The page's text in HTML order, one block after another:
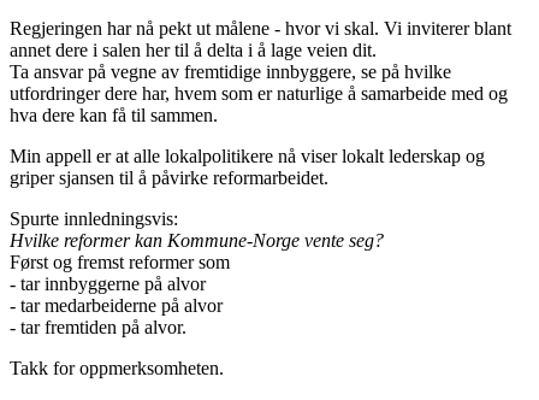
Regjeringen har nå pekt ut målene - hvor vi skal. Vi inviterer blant
annet dere i salen her til å delta i å lage veien dit.
Ta ansvar på vegne av fremtidige innbyggere, se på hvilke
utfordringer dere har, hvem som er naturlige å samarbeide med og
hva dere kan få til sammen.
Min appell er at alle lokalpolitikere nå viser lokalt lederskap og
griper sjansen til å påvirke reformarbeidet.
Spurte innledningsvis:
Hvilke reformer kan Kommune-Norge vente seg?
Først og fremst reformer som
- tar innbyggerne på alvor
- tar medarbeiderne på alvor
- tar fremtiden på alvor.
Takk for oppmerksomheten.